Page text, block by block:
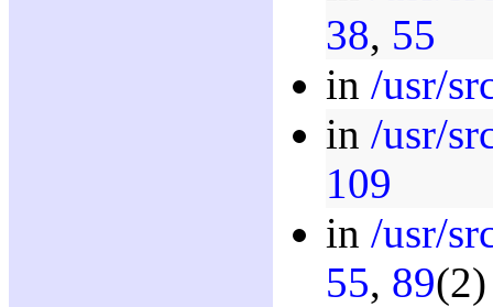
38, 55
in /usr/
in /usr/
109
in /usr/
55, 89(2)